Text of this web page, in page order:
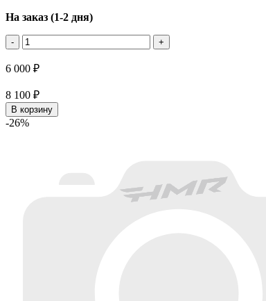
На заказ (1-2 дня)
- +
6 000 ₽
8 100 ₽
В корзину
-26%